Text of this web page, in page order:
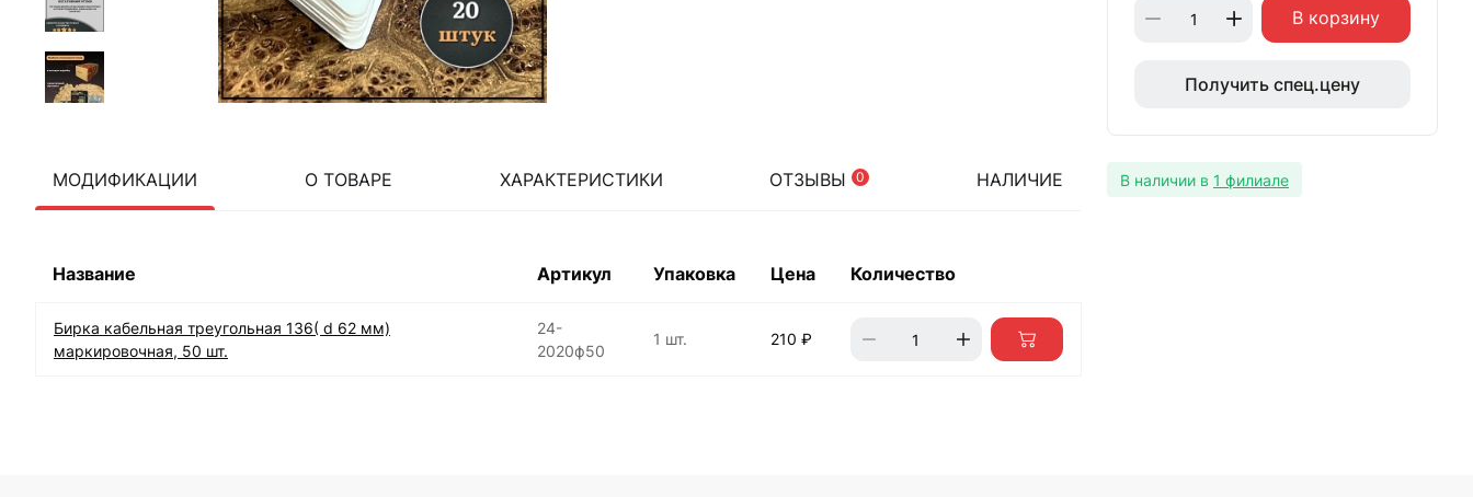
МОДИФИКАЦИИ О ТОВАРЕ ХАРАКТЕРИСТИКИ ОТЗЫВЫ 0 НАЛИЧИЕ
Название Артикул Упаковка Цена Количество
Бирка кабельная треугольная 136( d 62 мм)
маркировочная, 50 шт.
24-
2020ф50
1 шт. 210 ₽
В корзину
Получить спец.цену
В наличии в 1 филиале